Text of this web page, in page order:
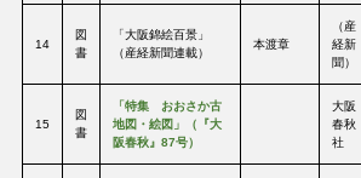
14
図
書
「大阪錦絵百景」
（産経新聞連載）
本渡章
（産
経新
聞）
15
図
書
「特集 おおさか古
地図・絵図」（『大
阪春秋』87号）
大阪
春秋
社